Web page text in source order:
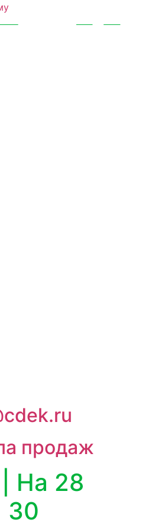
продаж
На 28
30